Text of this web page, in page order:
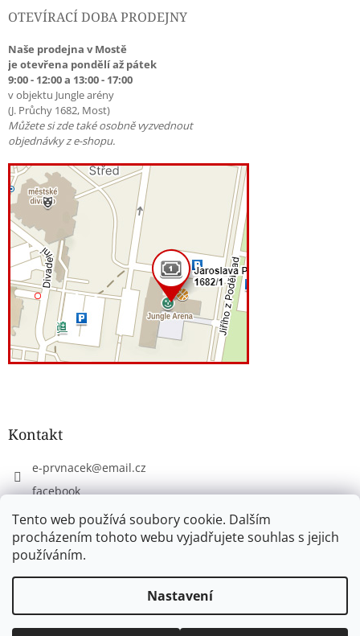
Tento web používá soubory cookie. Dalším
procházením tohoto webu vyjadřujete souhlas s jejich
používáním.
Nastavení
OTEVÍRACÍ DOBA PRODEJNY
Naše prodejna v Mostě
je otevřena pondělí až pátek
9:00 - 12:00 a 13:00 - 17:00
v objektu Jungle arény
(J. Průchy 1682, Most)
Můžete si zde také osobně vyzvednout
objednávky z e-shopu.
Kontakt
e-prvnacek@email.cz
facebook
eprvnacek